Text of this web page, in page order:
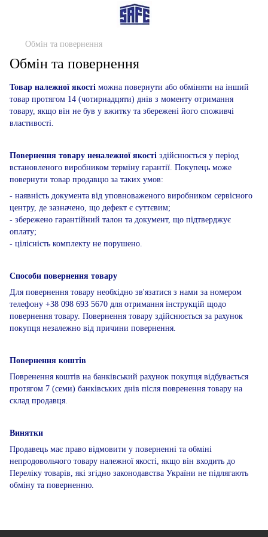
Обмін та повернення
Обмін та повернення
Товар належної якості можна повернути або обміняти на інший
товар протягом 14 (чотирнадцяти) днів з моменту отримання
товару, якщо він не був у вжитку та збережені його споживчі
властивості.
Повернення товару неналежної якості здійснюється у період
встановленого виробником терміну гарантії. Покупець може
повернути товар продавцю за таких умов:
- наявність документа від уповноваженого виробником сервісного
центру, де зазначено, що дефект є суттєвим;
- збережено гарантійний талон та документ, що підтверджує
оплату;
- цілісність комплекту не порушено.
Способи повернення товару
Для повернення товару необхідно зв'язатися з нами за номером
телефону +38 098 693 5670 для отримання інструкцій щодо
повернення товару. Повернення товару здійснюється за рахунок
покупця незалежно від причини повернення.
Повернення коштів
Повренення коштів на банківський рахунок покупця відбувається
протягом 7 (семи) банківських днів після повренення товару на
склад продавця.
Винятки
Продавець має право відмовити у поверненні та обміні
непродовольчого товару належної якості, якщо він входить до
Переліку товарів, які згідно законодавства України не підлягають
обміну та поверненню.